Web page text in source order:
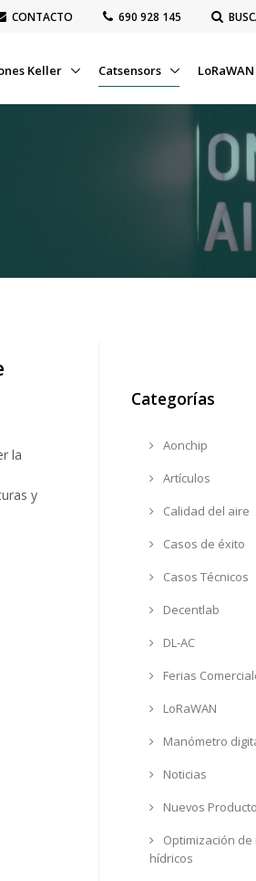
CONTACTO ‭690 928 145‬
Keller Catsensors LoRaWAN
la
y
Categorías
Aonchip
Artículos
Calidad del aire
Casos de éxito
Casos Técnicos
Decentlab
DL-AC
Ferias
LoRaWAN
Manómetro
Noticias
Nuevos
Optimización
hídricos